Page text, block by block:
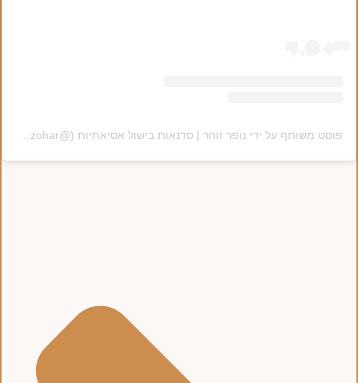
פוסט משותף על ידי ‏‎נופר זוהר | סדנאות בישול אסיאתיות‎‏ (@‏‎nofar_zohar‎‏)